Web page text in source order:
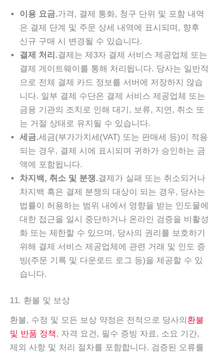
이용 요금.가격, 결제 통화, 청구 단위 및 포함 내역
은 결제 단계 및 주문 상세 내역에 표시되며, 향후
신규 구매 시 변경될 수 있습니다.
결제 처리.결제는 제3자 결제 서비스 제공업체 또는
결제 게이트웨이를 통해 처리됩니다. 당사는 일반적
으로 전체 결제 카드 정보를 서버에 저장하지 않습
니다. 일부 결제 수단은 결제 서비스 제공업체 또는
금융 기관의 조치로 인해 대기, 보류, 지연, 취소 또
는 거절 상태로 유지될 수 있습니다.
세금.세금(부가가치세(VAT) 또는 판매세 등)이 적용
되는 경우, 결제 시에 표시되며 귀하가 승인하는 금
액에 포함됩니다.
차지백, 취소 및 분쟁.결제가 실패 또는 취소되거나
차지백 혹은 결제 분쟁의 대상이 되는 경우, 당사는
법률이 허용하는 범위 내에서 영향을 받는 인도물에
대한 접근을 일시 중단하거나 온라인 검증을 비활성
화 또는 제한할 수 있으며, 당사의 권리를 보호하기
위해 결제 서비스 제공업체에 관련 거래 및 인도 증
빙(주문 기록 및 다운로드 로그 등)을 제공할 수 있
습니다.
11. 환불 및 보상
환불, 수정 및 모든 보상 약정은 전적으로 당사의 환불
및 반품 정책, 자격 요건, 필수 증빙 자료, 소요 기간,
제외 사항 및 처리 절차를 포함합니다. 검증된 오류를